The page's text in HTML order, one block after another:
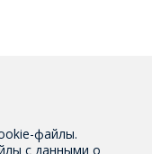
файлы.
с данными о